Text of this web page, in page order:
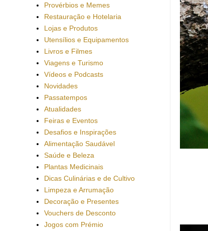
Provérbios e Memes
Restauração e Hotelaria
Lojas e Produtos
Utensílios e Equipamentos
Livros e Filmes
Viagens e Turismo
Vídeos e Podcasts
Novidades
Passatempos
Atualidades
Feiras e Eventos
Desafios e Inspirações
Alimentação Saudável
Saúde e Beleza
Plantas Medicinais
Dicas Culinárias e de Cultivo
Limpeza e Arrumação
Decoração e Presentes
Vouchers de Desconto
Jogos com Prémio